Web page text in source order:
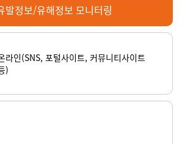
발정보/유해정보 모니터링
라인(SNS, 포털사이트, 커뮤니티사이트
)